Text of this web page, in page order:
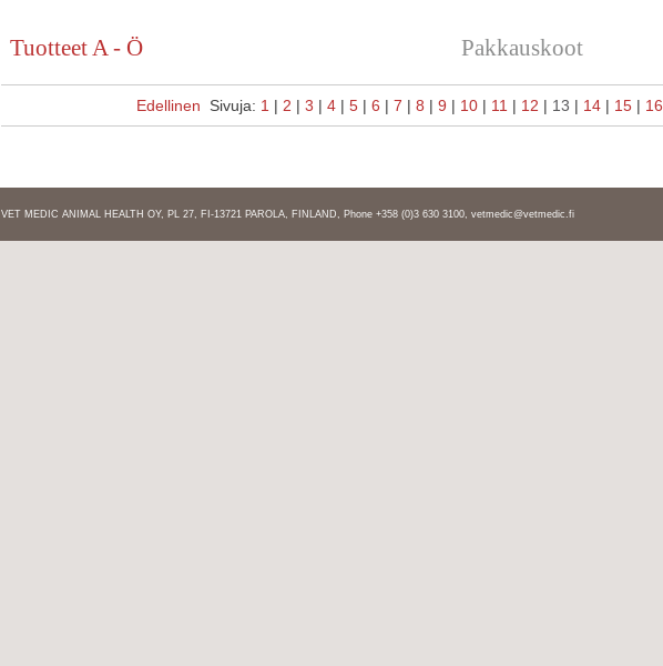
Tuotteet A - Ö Pakkauskoot
Edellinen Sivuja: 1 | 2 | 3 | 4 | 5 | 6 | 7 | 8 | 9 | 10 | 11 | 12 | 13 | 14 | 15 | 16
VET MEDIC ANIMAL HEALTH OY, PL 27, FI-13721 PAROLA, FINLAND, Phone +358 (0)3 630 3100, vetmedic@vetmedic.fi